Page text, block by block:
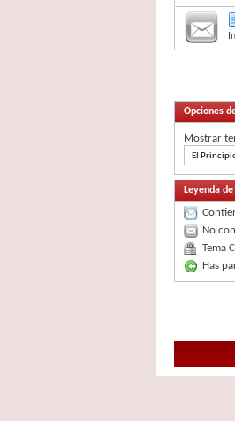
Opciones
Mostrar
Leyenda
No
Tema
Has